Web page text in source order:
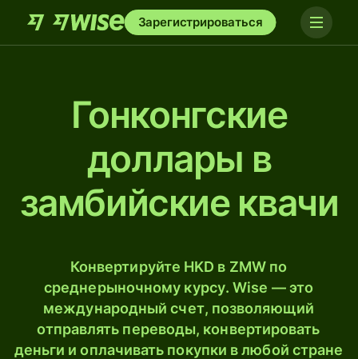
Зарегистрироваться
Гонконгские
доллары в
замбийские квачи
Конвертируйте HKD в ZMW по
среднерыночному курсу. Wise — это
международный счет, позволяющий
отправлять переводы, конвертировать
деньги и оплачивать покупки в любой стране